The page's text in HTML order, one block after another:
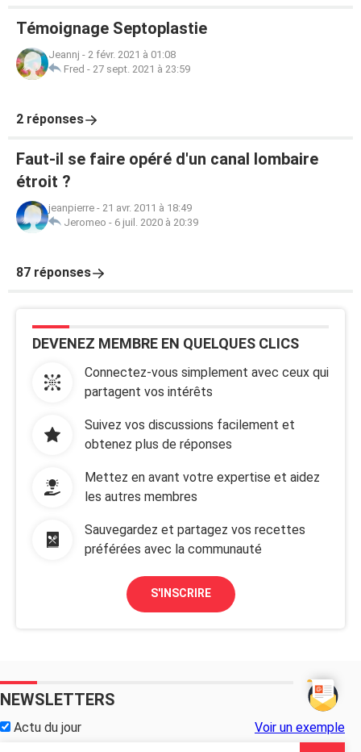
Témoignage Septoplastie
Jeannj - 2 févr. 2021 à 01:08
Fred - 27 sept. 2021 à 23:59
2 réponses
Faut-il se faire opéré d'un canal lombaire
étroit ?
jeanpierre - 21 avr. 2011 à 18:49
Jeromeo - 6 juil. 2020 à 20:39
87 réponses
DEVENEZ MEMBRE EN QUELQUES CLICS
Connectez-vous simplement avec ceux qui
partagent vos intérêts
Suivez vos discussions facilement et
obtenez plus de réponses
Mettez en avant votre expertise et aidez
les autres membres
Sauvegardez et partagez vos recettes
préférées avec la communauté
S'INSCRIRE
NEWSLETTERS
Actu du jour Voir un exemple